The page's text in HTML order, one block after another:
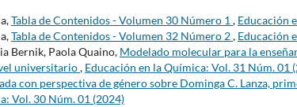
Tabla de Contenidos - Volumen 30 Número 1 , Educación
Tabla de Contenidos - Volumen 32 Número 2, Educación
Bernik, Paola Quaino, Modelado molecular para la
universitario, Educación en la Química: Vol. 31 Núm. 01
con perspectiva de género sobre Dominga C. Lanza,
Vol. 30 Núm. 01 (2024)